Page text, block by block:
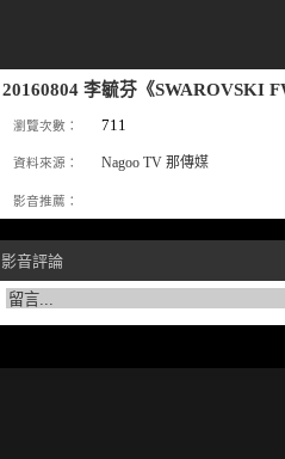
20160804 李毓芬《SWAROVSKI
瀏覽次數： 711
資料來源： Nagoo TV 那傳媒
影音推薦：
影音評論